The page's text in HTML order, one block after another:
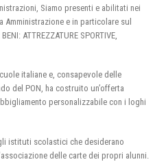
Siamo presenti e abilitati nei
e in particolare sul
ATTREZZATURE SPORTIVE,
italiane e, consapevole delle
del PON, ha costruito un’offerta
personalizzabile con i loghi
istituti scolastici che desiderano
delle carte dei propri alunni.